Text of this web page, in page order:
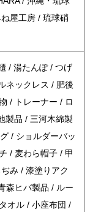
屋工房 / 琉球硝
/ 湯たんぽ / つげ
ネックレス / 肥後
/ トレーナー / ロ
製品 / 三河木綿製
/ ショルダーバッ
/ 麦わら帽子 / 甲
み / 漆塗りアク
森ヒバ製品 / ルー
オル / 小座布団 /